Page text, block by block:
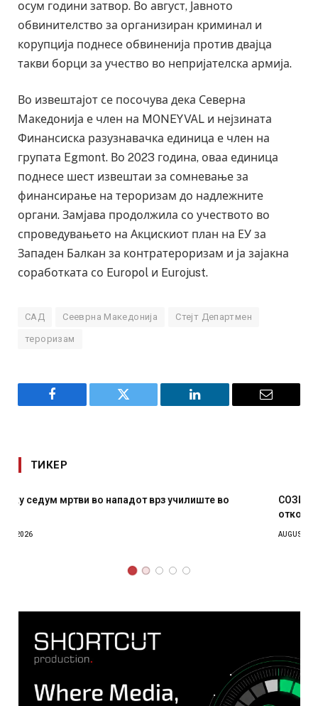
осум години затвор. Во август, Јавното
обвинителство за организиран криминал и
корупција поднесе обвиненија против двајца
такви борци за учество во непријателска армија.
Во извештајот се посочува дека Северна
Македонија е член на MONEYVAL и нејзината
Финансиска разузнавачка единица е член на
групата Egmont. Во 2023 година, оваа единица
поднесе шест извештаи за сомневање за
финансирање на тероризам до надлежните
органи. Замјава продолжила со учеството во
спроведувањето на Акцискиот план на ЕУ за
Западен Балкан за контратероризам и ја зајакна
соработката со Europol и Eurojust.
САД Сееврна Македонија Стејт Департмен
тероризам
Facebook Twitter LinkedIn Email
ТИКЕР
СОЗИС: Украинците повеќе им веруваат на генералите
AUGUST 7, 2026